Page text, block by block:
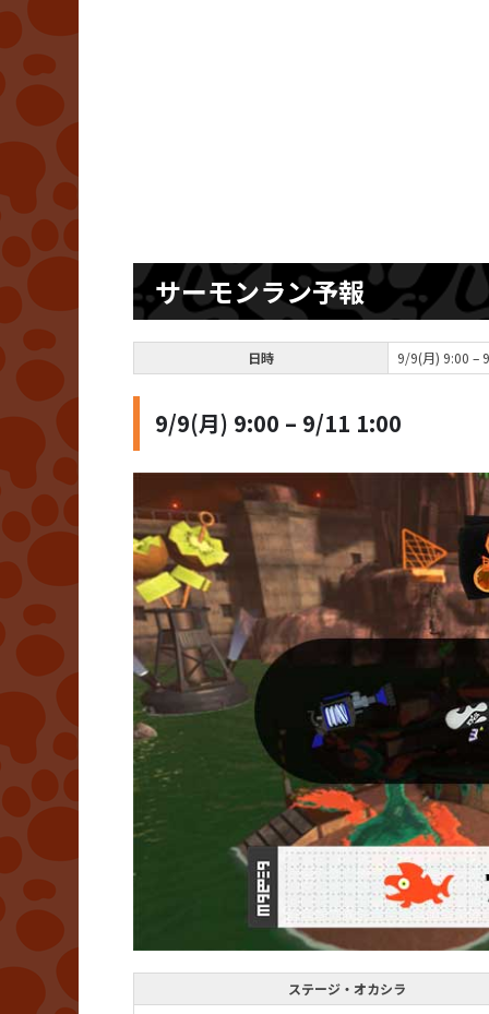
サーモンラン予報
日時 9/9(月) 9:00 –
9/9(月) 9:00 – 9/11 1:00
ステージ・オカシラ